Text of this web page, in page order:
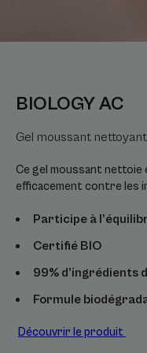
BIOLOGY AC
Gel moussant
Ce gel moussant nettoie
efficacement contre les
Participe à
Certifié BIO
99% d’ingrédients
Formule
Découvrir le produit